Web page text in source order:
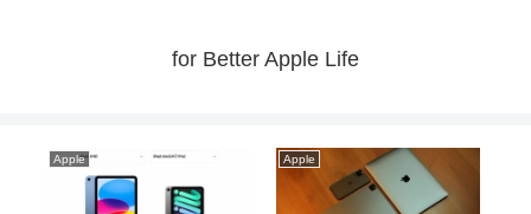
for Better Apple Life
Apple Apple